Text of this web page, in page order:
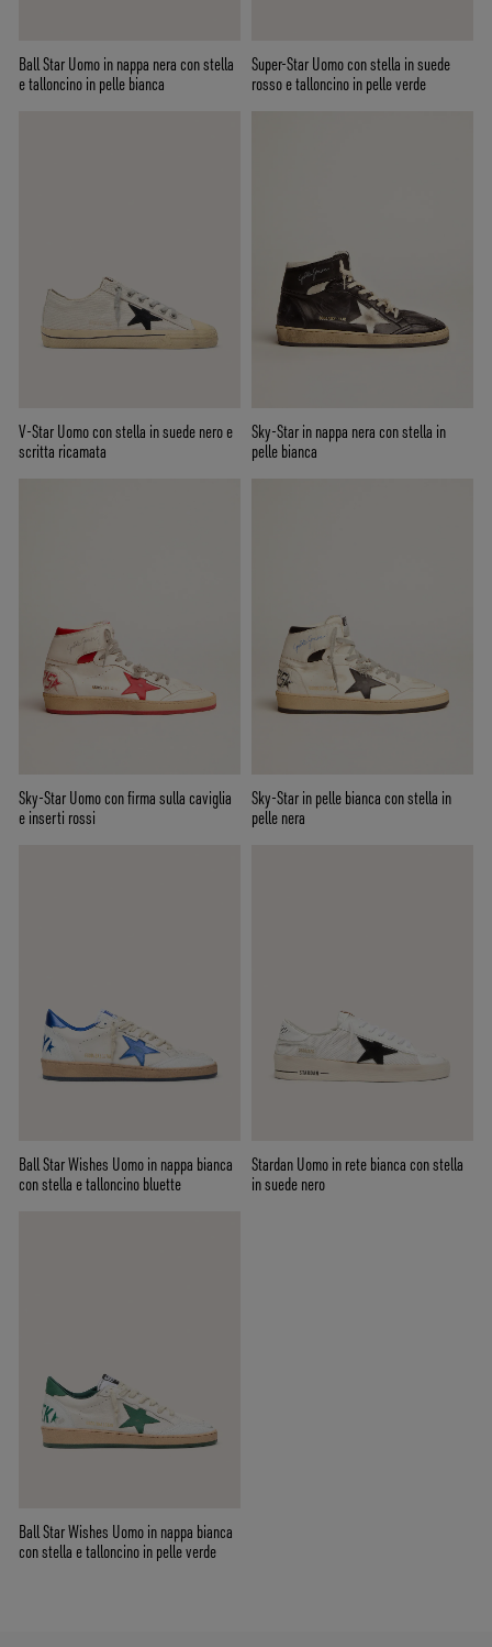
Ball Star Uomo in nappa nera con stella
e talloncino in pelle bianca
Super-Star Uomo con stella in suede
rosso e talloncino in pelle verde
V-Star Uomo con stella in suede nero e
scritta ricamata
Sky-Star in nappa nera con stella in
pelle bianca
Sky-Star Uomo con firma sulla caviglia
e inserti rossi
Sky-Star in pelle bianca con stella in
pelle nera
Ball Star Wishes Uomo in nappa bianca
con stella e talloncino bluette
Stardan Uomo in rete bianca con stella
in suede nero
Ball Star Wishes Uomo in nappa bianca
con stella e talloncino in pelle verde